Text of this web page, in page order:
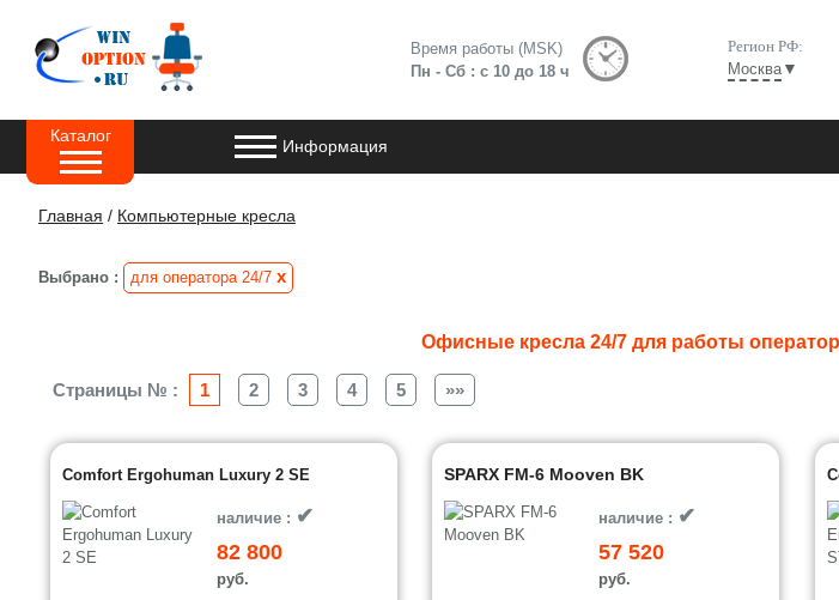
Время работы (MSK)
Пн - Сб : с 10 до 18 ч
Регион РФ:
Москва ▼
Каталог
Информация
Главная / Компьютерные кресла
Выбрано : для оператора 24/7 x
Офисные кресла 24/7 для работы
Страницы № : 1 2 3 4 5 »»
Comfort Ergohuman Luxury 2 SE
наличие : ✔
82 800
руб.
SPARX FM-6 Mooven BK
наличие : ✔
57 520
руб.